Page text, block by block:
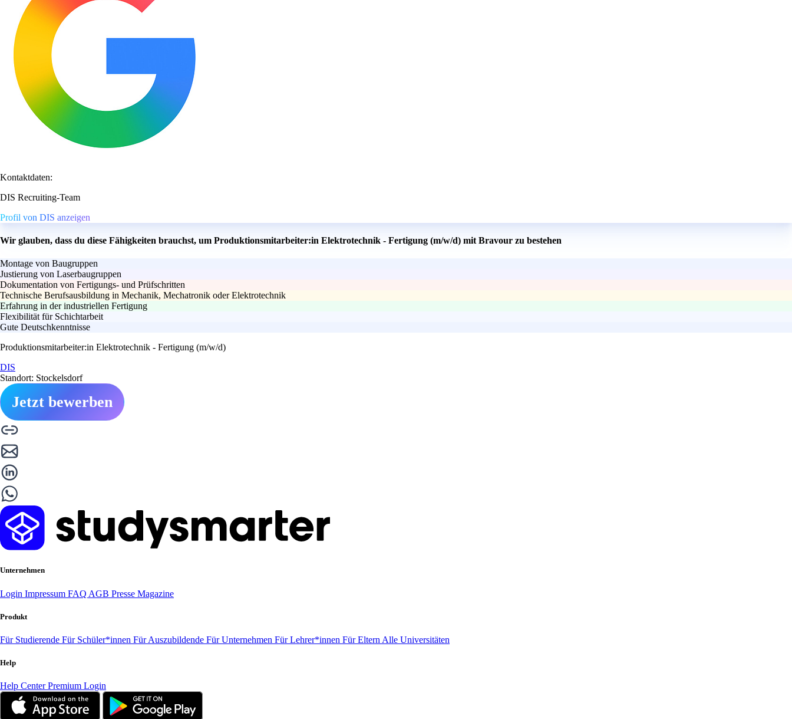
Kontaktdaten:
DIS Recruiting-Team
Profil von DIS anzeigen
Wir glauben, dass du diese Fähigkeiten brauchst, um Produktionsmitarbeiter:in Elektrotechnik - Fertigung (m/w/d) mit Bravour zu bestehen
Montage von Baugruppen
Justierung von Laserbaugruppen
Dokumentation von Fertigungs- und Prüfschritten
Technische Berufsausbildung in Mechanik, Mechatronik oder Elektrotechnik
Erfahrung in der industriellen Fertigung
Flexibilität für Schichtarbeit
Gute Deutschkenntnisse
Produktionsmitarbeiter:in Elektrotechnik - Fertigung (m/w/d)
DIS
Standort: Stockelsdorf
Jetzt bewerben
Unternehmen
Login Impressum FAQ AGB Presse Magazine
Produkt
Für Studierende Für Schüler*innen Für Auszubildende Für Unternehmen Für Lehrer*innen Für Eltern Alle Universitäten
Help
Help CenterPremium Login